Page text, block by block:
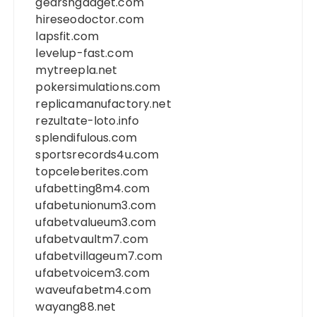
hireseodoctor.com
lapsfit.com
levelup-fast.com
mytreepla.net
pokersimulations.com
replicamanufactory.net
rezultate-loto.info
splendifulous.com
sportsrecords4u.com
topceleberites.com
ufabetting8m4.com
ufabetunionum3.com
ufabetvalueum3.com
ufabetvaultm7.com
ufabetvillageum7.com
ufabetvoicem3.com
waveufabetm4.com
wayang88.net